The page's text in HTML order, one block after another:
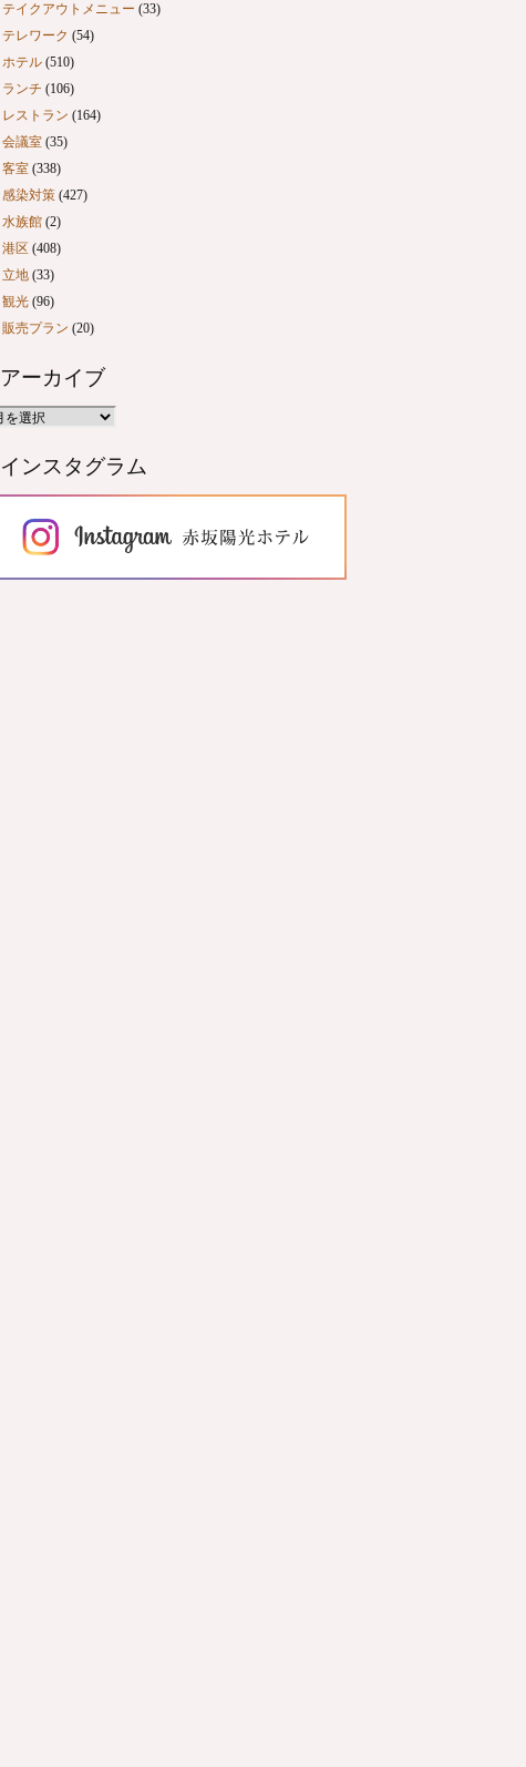
テイクアウトメニュー (33)
テレワーク (54)
ホテル (510)
ランチ (106)
レストラン (164)
会議室 (35)
客室 (338)
感染対策 (427)
水族館 (2)
港区 (408)
立地 (33)
観光 (96)
販売プラン (20)
アーカイブ
インスタグラム